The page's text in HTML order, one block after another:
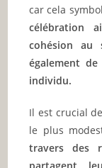
car cela
célébration
cohésion au
également
individu.
Il est crucial
le plus
travers des